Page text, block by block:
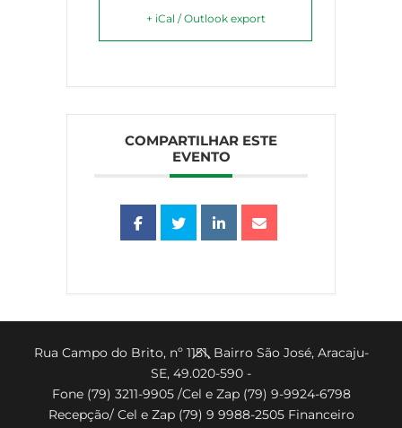
+ iCal / Outlook export
COMPARTILHAR ESTE
EVENTO
Back
To
Top
Rua Campo do Brito, nº 1151, Bairro São José, Aracaju-
SE, 49.020-590 -
Fone (79) 3211-9905 /Cel e Zap (79) 9-9924-6798
Recepção/ Cel e Zap (79) 9 9988-2505 Financeiro